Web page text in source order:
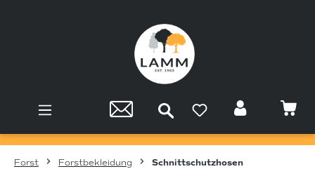
Forst Forstbekleidung Schnittschutzhosen